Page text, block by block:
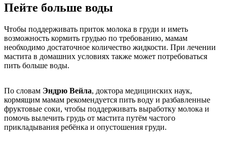
Пейте больше воды
Чтобы поддерживать приток молока в груди и иметь
возможность кормить грудью по требованию, мамам
необходимо достаточное количество жидкости. При лечении
мастита в домашних условиях также может потребоваться
пить больше воды.
По словам Эндрю Вейла, доктора медицинских наук,
кормящим мамам рекомендуется пить воду и разбавленные
фруктовые соки, чтобы поддерживать выработку молока и
помочь вылечить грудь от мастита путём частого
прикладывания ребёнка и опустошения груди.